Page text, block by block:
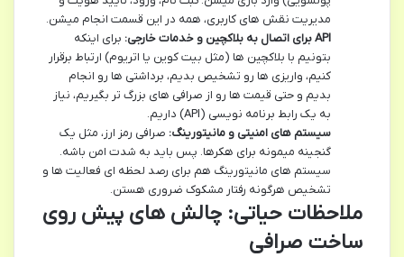
مدیریت نقش های کاربری، همه در این قسمت انجام میشن.
API برای اتصال به بلاکچین و خدمات خارجی:
برای اینکه
بتونیم با بلاکچین ها (مثل بیت کوین یا اتریوم) ارتباط برقرار
کنیم، واریزی ها رو تشخیص بدیم، برداشتی ها رو انجام
بدیم و حتی قیمت ها رو از صرافی های بزرگ تر بگیریم، نیاز
به یک رابط برنامه نویسی (API) داریم.
سیستم های امنیتی و مانیتورینگ: صرافی رمز ارز، مثل یک
گنجینه میمونه برای هکرها. پس باید به شدت امن باشه.
سیستم های مانیتورینگ هم برای رصد لحظه ای فعالیت ها و
تشخیص هرگونه رفتار مشکوک ضروری هستن.
ملاحظات حیاتی: چالش های پیش روی
ساخت صرافی